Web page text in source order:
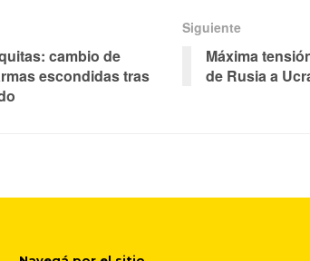
cambio de
escondidas tras
Siguiente
Máxima
de Rusia a